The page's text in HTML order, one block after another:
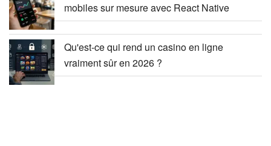
mobiles sur mesure avec React Native
Qu'est-ce qui rend un casino en ligne
vraiment sûr en 2026 ?